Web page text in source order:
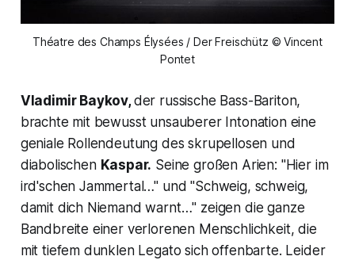
Théatre des Champs Élysées / Der Freischütz © Vincent
Pontet
Vladimir Baykov,der russische Bass-Bariton,
brachte mit bewusst unsauberer Intonation eine
geniale Rollendeutung des skrupellosen und
diabolischen Kaspar. Seine großen Arien: "Hier im
ird'schen Jammertal…" und "Schweig, schweig,
damit dich Niemand warnt…" zeigen die ganze
Bandbreite einer verlorenen Menschlichkeit, die
mit tiefem dunklen Legato sich offenbarte. Leider